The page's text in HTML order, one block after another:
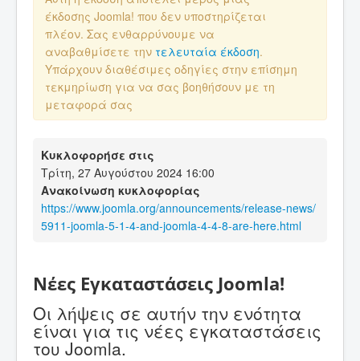
έκδοσης Joomla! που δεν υποστηρίζεται
πλέον. Σας ενθαρρύνουμε να
αναβαθμίσετε την τελευταία έκδοση.
Υπάρχουν διαθέσιμες οδηγίες στην επίσημη
τεκμηρίωση για να σας βοηθήσουν με τη
μεταφορά σας
Κυκλοφορήσε στις
Τρίτη, 27 Αυγούστου 2024 16:00
Ανακοίνωση κυκλοφορίας
https://www.joomla.org/announcements/release-news/
5911-joomla-5-1-4-and-joomla-4-4-8-are-here.html
Νέες Εγκαταστάσεις Joomla!
Οι λήψεις σε αυτήν την ενότητα
είναι για τις νέες εγκαταστάσεις
του Joomla.